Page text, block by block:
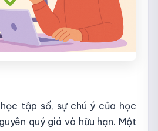
tập số, sự chú ý của học
quý giá và hữu hạn. Một